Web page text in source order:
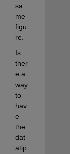
sa
me
figu
re.
Is
ther
e a
way
to
hav
e
the
dat
atip